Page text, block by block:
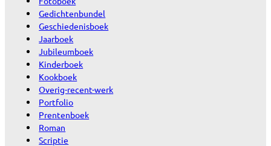
Gedichtenbundel
Geschiedenisboek
Jaarboek
Jubileumboek
Kinderboek
Kookboek
Overig-recent-werk
Portfolio
Prentenboek
Roman
Scriptie